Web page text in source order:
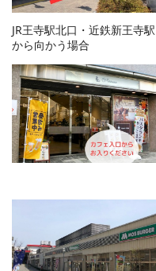
JR王寺駅北口・近鉄新王寺駅
から向かう場合